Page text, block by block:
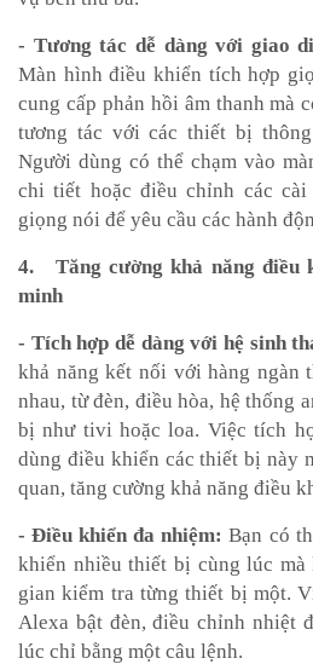
- Tương tác dễ dàng với giao
Màn hình điều khiển tích hợp
cung cấp phản hồi âm thanh mà
tương tác với các thiết bị
Người dùng có thể chạm vào
chi tiết hoặc điều chỉnh các
giọng nói để yêu cầu các hành
4. Tăng cường khả năng điều
minh
- Tích hợp dễ dàng với hệ sinh
khả năng kết nối với hàng ngàn
nhau, từ đèn, điều hòa, hệ thống
bị như tivi hoặc loa. Việc tích
dùng điều khiển các thiết bị này
quan, tăng cường khả năng điều
- Điều khiển đa nhiệm:Bạn có
khiển nhiều thiết bị cùng lúc mà
gian kiểm tra từng thiết bị một.
Alexa bật đèn, điều chỉnh nhiệt
lúc chỉ bằng một câu lệnh.